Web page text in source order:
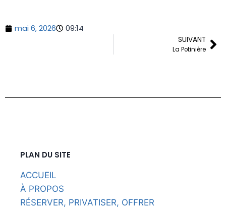
mai 6, 2026 09:14
SUIVANT
La Potinière
PLAN DU SITE
ACCUEIL
À PROPOS
RÉSERVER, PRIVATISER, OFFRER